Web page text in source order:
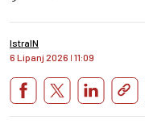
IstraIN
6 Lipanj 2026 I 11:09